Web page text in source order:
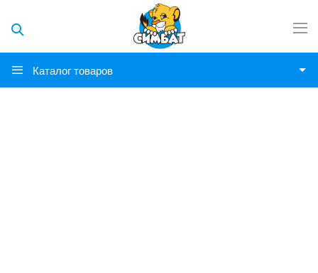
Каталог товаров